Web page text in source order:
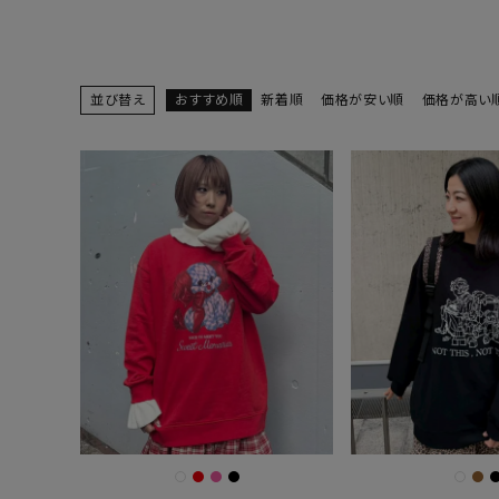
並び替え おすすめ順 新着順 価格が安い順 価格が高い